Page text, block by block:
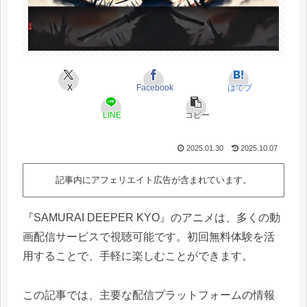
X Facebook はてブ
LINE コピー
2025.01.30 2025.10.07
記事内にアフェリエイト広告が含まれています。
『SAMURAI DEEPER KYO』のアニメは、多くの動
画配信サービスで視聴可能です。初回無料体験を活
用することで、手軽に楽しむことができます。
この記事では、主要な配信プラットフォームの情報